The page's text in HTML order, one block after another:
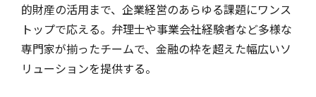
的財産の活用まで、企業経営のあらゆる課題にワンス
トップで応える。弁理士や事業会社経験者など多様な
専門家が揃ったチームで、金融の枠を超えた幅広いソ
リューションを提供する。